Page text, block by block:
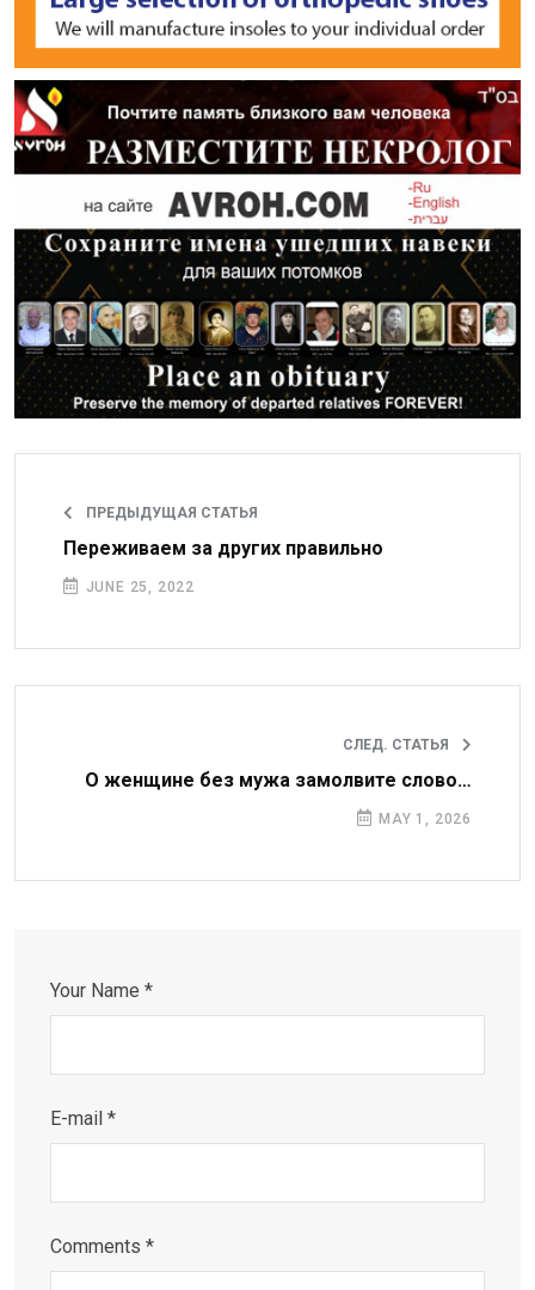
ПРЕДЫДУЩАЯ СТАТЬЯ
Переживаем за других правильно
JUNE 25, 2022
СЛЕД. СТАТЬЯ
О женщине без мужа замолвите слово…
MAY 1, 2026
Your Name *
E-mail *
Comments *